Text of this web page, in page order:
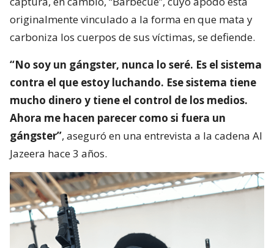
originalmente vinculado a la forma en que mata y
carboniza los cuerpos de sus víctimas, se defiende.
“No soy un gángster, nunca lo seré. Es el sistema
contra el que estoy luchando. Ese sistema tiene
mucho dinero y tiene el control de los medios.
Ahora me hacen parecer como si fuera un
gángster”, aseguró en una entrevista a la cadena Al
Jazeera hace 3 años.